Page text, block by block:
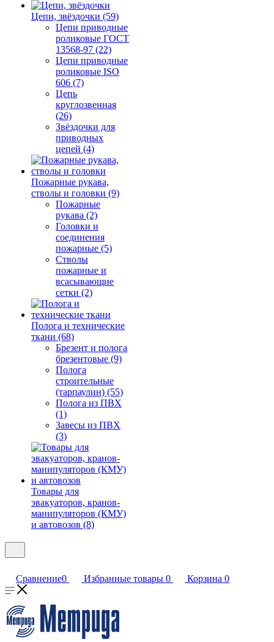
Цепи, звёздочки (59)
Цепи приводные
роликовые ГОСТ
13568-97 (22)
Цепи приводные
роликовые ISO
606 (7)
Цепь
круглозвенная
(26)
Звёздочки для
приводных
цепей (4)
Пожарные рукава,
стволы и головки (9)
Пожарные
рукава (2)
Головки и
соединения
пожарные (5)
Стволы
пожарные и
всасывающие
сетки (2)
Полога и технические
ткани (68)
Брезент и полога
брезентовые (9)
Полога
строительные
(тарпаулин) (55)
Полога из ПВХ
(1)
Завесы из ПВХ
(3)
Товары для
эвакуаторов, кранов-
манипуляторов (КМУ)
и автовозов (8)
Сравнение0 Избранные товары 0 Корзина 0